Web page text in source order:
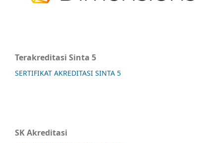
Terakreditasi Sinta 5
SERTIFIKAT AKREDITASI SINTA 5
SK Akreditasi